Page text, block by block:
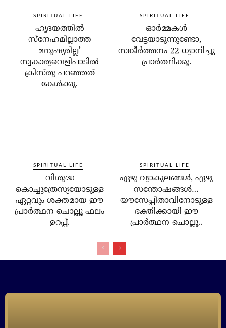
SPIRITUAL LIFE
ഹൃദയത്തില്‍
സ്‌നേഹമില്ലാത്ത
മനുഷ്യരില്ല’
സ്വകാര്യവെളിപാടില്‍
ക്രിസ്തു പറഞ്ഞത്
കേള്‍ക്കൂ.
SPIRITUAL LIFE
ഓര്‍മ്മകള്‍
വേട്ടയാടുന്നുണ്ടോ,
സങ്കീര്‍ത്തനം 22 ധ്യാനിച്ചു
പ്രാര്‍ത്ഥിക്കൂ.
SPIRITUAL LIFE
വിശുദ്ധ
കൊച്ചുത്രേസ്യയോടുള്ള
ഏറ്റവും ശക്തമായ ഈ
പ്രാര്‍ത്ഥന ചൊല്ലൂ ഫലം
ഉറപ്പ്.
SPIRITUAL LIFE
ഏഴു വ്യാകുലങ്ങള്‍, ഏഴു
സന്തോഷങ്ങള്‍…
യൗസേപ്പിതാവിനോടുള്ള
ഭക്തിക്കായി ഈ
പ്രാര്‍ത്ഥന ചൊല്ലൂ..